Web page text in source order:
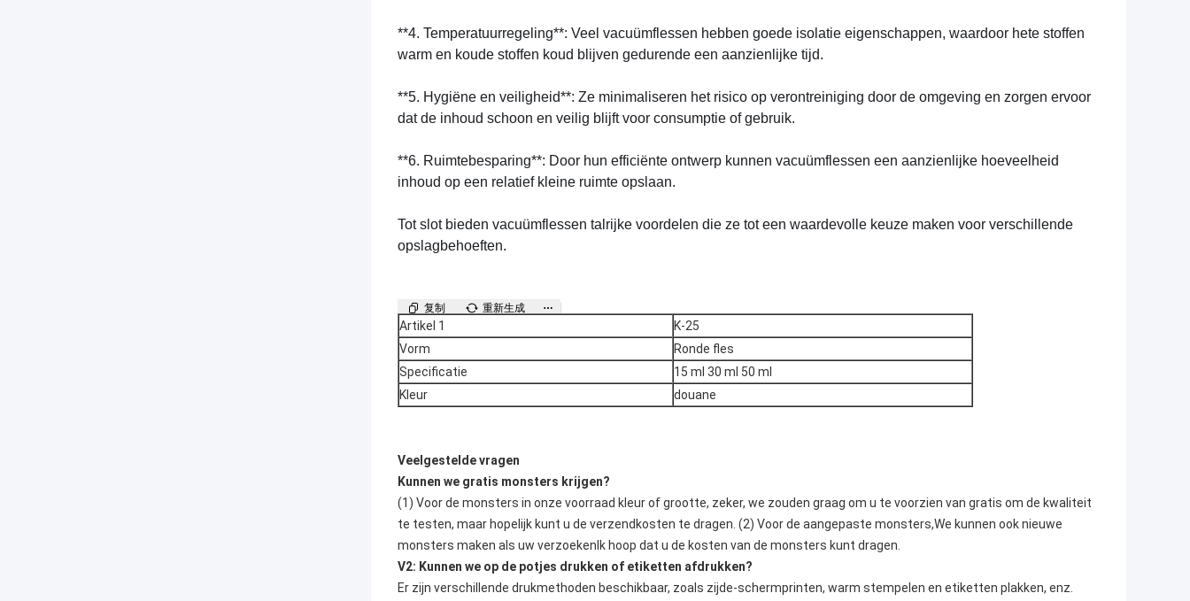
**4. Temperatuurregeling**: Veel vacuümflessen hebben goede isolatie eigenschappen, waardoor hete stoffen
warm en koude stoffen koud blijven gedurende een aanzienlijke tijd.
**5. Hygiëne en veiligheid**: Ze minimaliseren het risico op verontreiniging door de omgeving en zorgen ervoor
dat de inhoud schoon en veilig blijft voor consumptie of gebruik.
**6. Ruimtebesparing**: Door hun efficiënte ontwerp kunnen vacuümflessen een aanzienlijke hoeveelheid
inhoud op een relatief kleine ruimte opslaan.
Tot slot bieden vacuümflessen talrijke voordelen die ze tot een waardevolle keuze maken voor verschillende
opslagbehoeften.
复制 重新生成
Artikel 1
K-25
Vorm
Ronde fles
Specificatie
15 ml 30 ml 50 ml
Kleur
douane
Veelgestelde vragen
Kunnen we gratis monsters krijgen?
(1) Voor de monsters in onze voorraad kleur of grootte, zeker, we zouden graag om u te voorzien van gratis om de kwaliteit
te testen, maar hopelijk kunt u de verzendkosten te dragen. (2) Voor de aangepaste monsters,We kunnen ook nieuwe
monsters maken als uw verzoekenIk hoop dat u de kosten van de monsters kunt dragen.
V2: Kunnen we op de potjes drukken of etiketten afdrukken?
Er zijn verschillende drukmethoden beschikbaar, zoals zijde-schermprinten, warm stempelen en etiketten plakken, enz.